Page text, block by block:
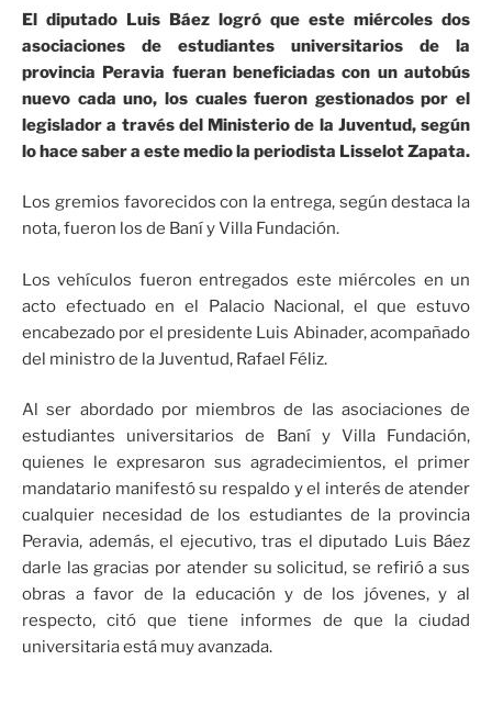
El diputado Luis Báez logró que este miércoles dos
asociaciones de estudiantes universitarios de la
provincia Peravia fueran beneficiadas con un autobús
nuevo cada uno, los cuales fueron gestionados por el
legislador a través del Ministerio de la Juventud, según
lo hace saber a este medio la periodista Lisselot Zapata.
Los gremios favorecidos con la entrega, según destaca la
nota, fueron los de Baní y Villa Fundación.
Los vehículos fueron entregados este miércoles en un
acto efectuado en el Palacio Nacional, el que estuvo
encabezado por el presidente Luis Abinader, acompañado
del ministro de la Juventud, Rafael Féliz.
Al ser abordado por miembros de las asociaciones de
estudiantes universitarios de Baní y Villa Fundación,
quienes le expresaron sus agradecimientos, el primer
mandatario manifestó su respaldo y el interés de atender
cualquier necesidad de los estudiantes de la provincia
Peravia, además, el ejecutivo, tras el diputado Luis Báez
darle las gracias por atender su solicitud, se refirió a sus
obras a favor de la educación y de los jóvenes, y al
respecto, citó que tiene informes de que la ciudad
universitaria está muy avanzada.